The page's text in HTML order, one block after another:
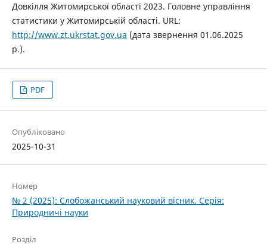
Довкілля Житомирської області 2023. Головне управління
статистики у Житомирській області. URL:
http://www.zt.ukrstat.gov.ua (дата звернення 01.06.2025
р.).
PDF
Опубліковано
2025-10-31
Номер
№ 2 (2025): Слобожанський науковий вісник. Серія:
Природничі науки
Розділ